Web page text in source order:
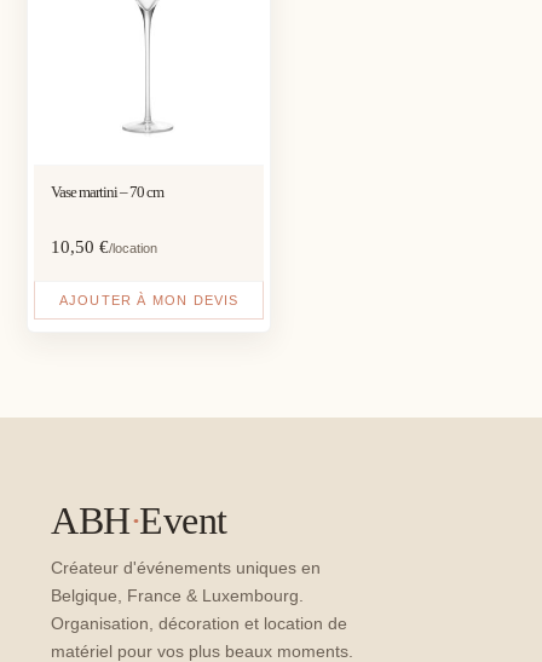
Vase martini – 70 cm
10,50€/location
AJOUTER À MON DEVIS
ABH·Event
Créateur d'événements uniques en
Belgique, France & Luxembourg.
Organisation, décoration et location de
matériel pour vos plus beaux moments.